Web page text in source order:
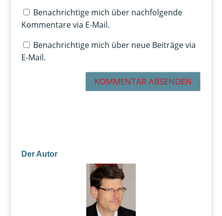
Benachrichtige mich über nachfolgende
Kommentare via E-Mail.
Benachrichtige mich über neue Beiträge via
E-Mail.
Der Autor